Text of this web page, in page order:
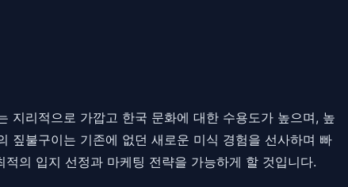
지리적으로 가깝고 한국 문화에 대한 수용도가 높으며, 높
짚불구이는 기존에 없던 새로운 미식 경험을 선사하며 빠
의 입지 선정과 마케팅 전략을 가능하게 할 것입니다.